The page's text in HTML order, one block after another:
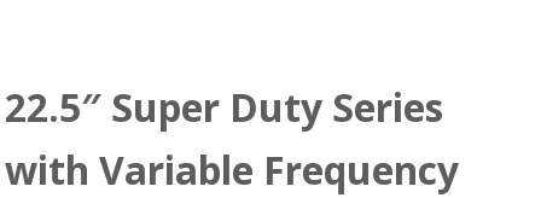
22.5″ Super Duty Series
with Variable Frequency